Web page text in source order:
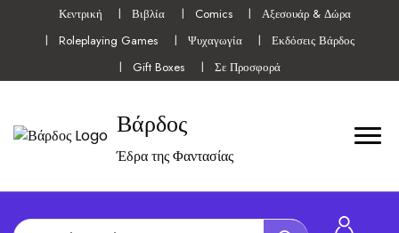
Κεντρική Βιβλία Comics
Αξεσουάρ & Δώρα
Roleplaying Games
Ψυχαγωγία
Εκδόσεις Βάρδος
Gift Boxes
Σε Προσφορά
Βάρδος
Έδρα της Φαντασίας